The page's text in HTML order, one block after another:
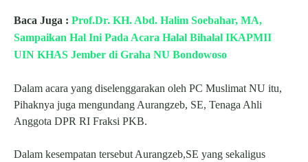
Baca Juga : Prof.Dr. KH. Abd. Halim Soebahar, MA,
Sampaikan Hal Ini Pada Acara Halal Bihalal IKAPMII
UIN KHAS Jember di Graha NU Bondowoso
Dalam acara yang diselenggarakan oleh PC Muslimat NU itu,
Pihaknya juga mengundang Aurangzeb, SE, Tenaga Ahli
Anggota DPR RI Fraksi PKB.
Dalam kesempatan tersebut Aurangzeb,SE yang sekaligus